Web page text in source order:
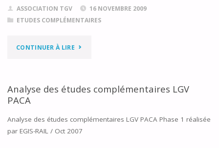
ASSOCIATION TGV
16 NOVEMBRE 2009
ETUDES COMPLÉMENTAIRES
CONTINUER À LIRE"ETUDES
VOLET
Analyse des études complémentaires LGV
PACA
Analyse des études complémentaires LGV PACA Phase 1 réalisée
par EGIS-RAIL / Oct 2007